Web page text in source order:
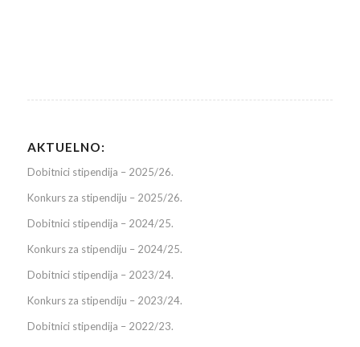
AKTUELNO:
Dobitnici stipendija – 2025/26.
Konkurs za stipendiju – 2025/26.
Dobitnici stipendija – 2024/25.
Konkurs za stipendiju – 2024/25.
Dobitnici stipendija – 2023/24.
Konkurs za stipendiju – 2023/24.
Dobitnici stipendija – 2022/23.